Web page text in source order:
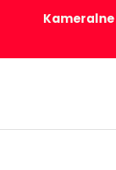
Kameralne
Strona
Konkurs